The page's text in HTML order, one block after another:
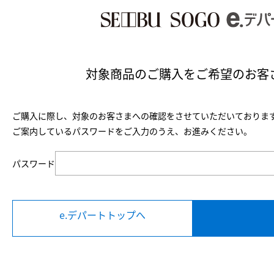
対象商品のご購入をご希望のお客
ご購入に際し、対象のお客さまへの確認をさせていただいております
ご案内しているパスワードをご入力のうえ、お進みください。
パスワード
e.デパートトップへ